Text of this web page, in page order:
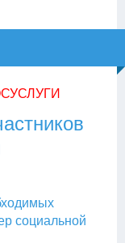
социальной